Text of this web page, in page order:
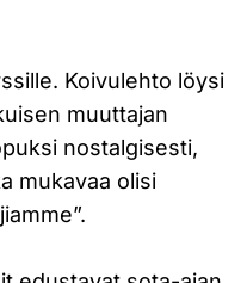
Koivulehto löysi
muuttajan
nostalgisesti,
mukavaa olisi